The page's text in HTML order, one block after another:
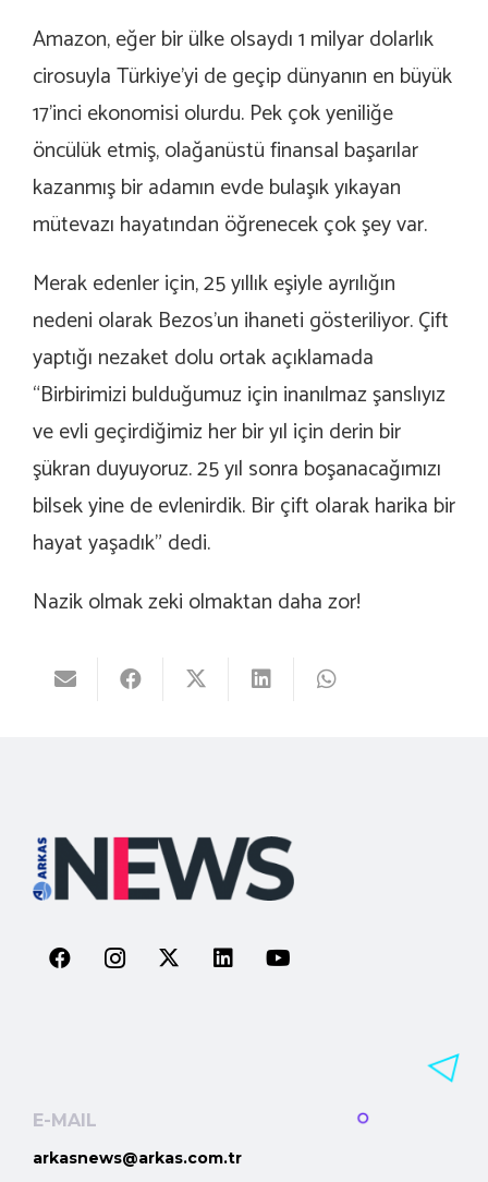
Amazon, eğer bir ülke olsaydı 1 milyar dolarlık
cirosuyla Türkiye’yi de geçip dünyanın en büyük
17’inci ekonomisi olurdu. Pek çok yeniliğe
öncülük etmiş, olağanüstü finansal başarılar
kazanmış bir adamın evde bulaşık yıkayan
mütevazı hayatından öğrenecek çok şey var.
Merak edenler için, 25 yıllık eşiyle ayrılığın
nedeni olarak Bezos’un ihaneti gösteriliyor. Çift
yaptığı nezaket dolu ortak açıklamada
“Birbirimizi bulduğumuz için inanılmaz şanslıyız
ve evli geçirdiğimiz her bir yıl için derin bir
şükran duyuyoruz. 25 yıl sonra boşanacağımızı
bilsek yine de evlenirdik. Bir çift olarak harika bir
hayat yaşadık” dedi.
Nazik olmak zeki olmaktan daha zor!
E-MAIL
arkasnews@arkas.com.tr